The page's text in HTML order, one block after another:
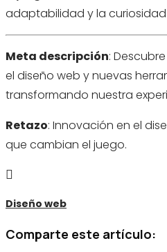
adaptabilidad y la
Meta descripción:
el diseño web y nuevas
transformando nuestra
Retazo: Innovación en el
que cambian el juego.

Diseño web
Comparte este artículo: